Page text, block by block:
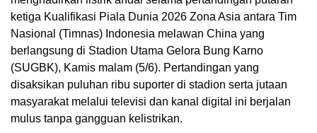
ketiga Kualifikasi Piala Dunia 2026 Zona Asia antara Tim
Nasional (Timnas) Indonesia melawan China yang
berlangsung di Stadion Utama Gelora Bung Karno
(SUGBK), Kamis malam (5/6). Pertandingan yang
disaksikan puluhan ribu suporter di stadion serta jutaan
masyarakat melalui televisi dan kanal digital ini berjalan
mulus tanpa gangguan kelistrikan.